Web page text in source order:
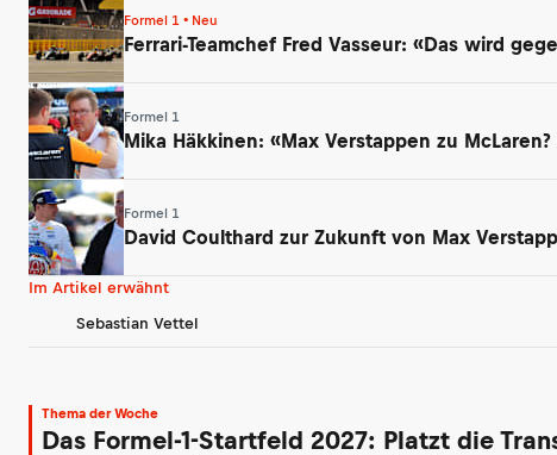
Formel 1 • Neu
Ferrari-Teamchef Fred Vasseur: «Das wird
Formel 1
Mika Häkkinen: «Max Verstappen zu
Formel 1
David Coulthard zur Zukunft von Max
Im Artikel erwähnt
Sebastian Vettel
Thema der Woche
Das Formel-1-Startfeld 2027: Platzt die